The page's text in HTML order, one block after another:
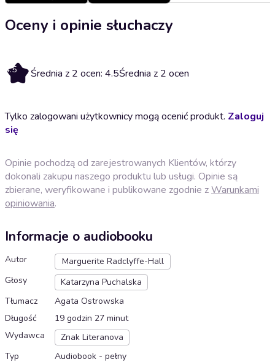
Oceny i opinie słuchaczy
4.5 Średnia z 2 ocen: 4.5Średnia z 2 ocen
Tylko zalogowani użytkownicy mogą ocenić produkt. Zaloguj
się
Opinie pochodzą od zarejestrowanych Klientów, którzy
dokonali zakupu naszego produktu lub usługi. Opinie są
zbierane, weryfikowane i publikowane zgodnie zWarunkami
opiniowania.
Informacje o audiobooku
Autor
Marguerite Radclyffe-Hall
Głosy
Katarzyna Puchalska
Tłumacz
Agata Ostrowska
Długość
19 godzin 27 minut
Wydawca
Znak Literanova
Typ
Audiobook - pełny